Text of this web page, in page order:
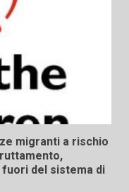
migranti a rischio
del sistema di